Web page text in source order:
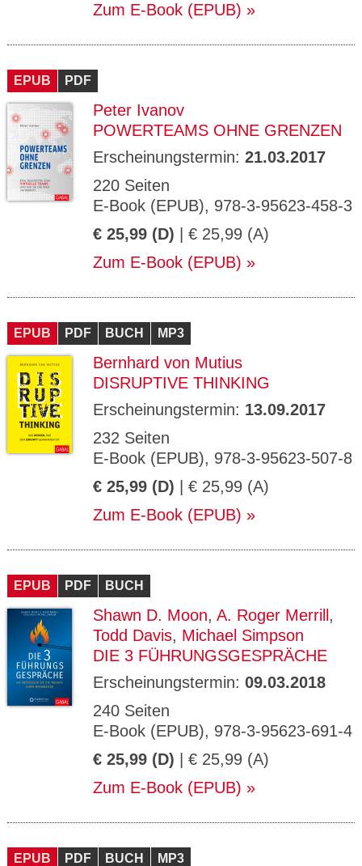
Zum E-Book (EPUB)
EPUB PDF
Peter Ivanov
POWERTEAMS OHNE GRENZEN
Erscheinungstermin: 21.03.2017
220 Seiten
E-Book (EPUB), 978-3-95623-458-3
€ 25,99 (D) | € 25,99 (A)
Zum E-Book (EPUB)
EPUB PDF BUCH MP3
Bernhard von Mutius
DISRUPTIVE THINKING
Erscheinungstermin: 13.09.2017
232 Seiten
E-Book (EPUB), 978-3-95623-507-8
€ 25,99 (D) | € 25,99 (A)
Zum E-Book (EPUB)
EPUB PDF BUCH
Shawn D. Moon, A. Roger Merrill ,
Todd Davis, Michael Simpson
DIE 3 FÜHRUNGSGESPRÄCHE
Erscheinungstermin: 09.03.2018
240 Seiten
E-Book (EPUB), 978-3-95623-691-4
€ 25,99 (D) | € 25,99 (A)
Zum E-Book (EPUB)
EPUB PDF BUCH MP3